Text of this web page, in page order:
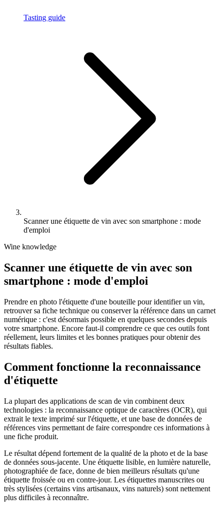
Tasting guide
Scanner une étiquette de vin avec son smartphone : mode
d'emploi
Wine knowledge
Scanner une étiquette de vin avec son
smartphone : mode d'emploi
Prendre en photo l'étiquette d'une bouteille pour identifier un vin,
retrouver sa fiche technique ou conserver la référence dans un carnet
numérique : c'est désormais possible en quelques secondes depuis
votre smartphone. Encore faut-il comprendre ce que ces outils font
réellement, leurs limites et les bonnes pratiques pour obtenir des
résultats fiables.
Comment fonctionne la reconnaissance
d'étiquette
La plupart des applications de scan de vin combinent deux
technologies : la reconnaissance optique de caractères (OCR), qui
extrait le texte imprimé sur l'étiquette, et une base de données de
références vins permettant de faire correspondre ces informations à
une fiche produit.
Le résultat dépend fortement de la qualité de la photo et de la base
de données sous-jacente. Une étiquette lisible, en lumière naturelle,
photographiée de face, donne de bien meilleurs résultats qu'une
étiquette froissée ou en contre-jour. Les étiquettes manuscrites ou
très stylisées (certains vins artisanaux, vins naturels) sont nettement
plus difficiles à reconnaître.